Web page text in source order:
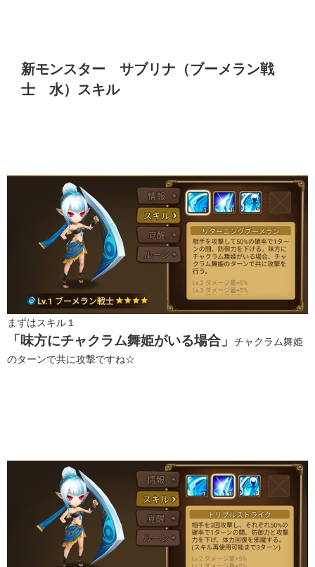
新モンスター サブリナ（ブーメラン戦
士 水）スキル
まずはスキル１
「味方にチャクラム舞姫がいる場合」
チャクラム舞姫
のターンで共に攻撃ですね☆